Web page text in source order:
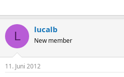
L lucalb
New member
11. Juni 2012